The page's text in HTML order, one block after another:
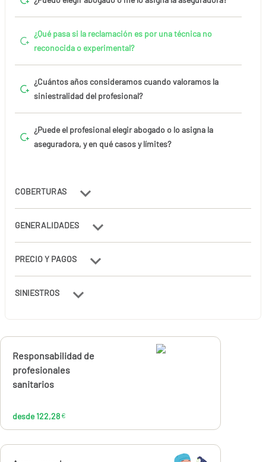
¿Qué pasa si la reclamación es por una técnica no
reconocida o experimental?
¿Cuántos años consideramos cuando valoramos la
siniestralidad del profesional?
¿Puede el profesional elegir abogado o lo asigna la
aseguradora, y en qué casos y límites?
COBERTURAS
GENERALIDADES
PRECIO Y PAGOS
SINIESTROS
Calcúlalo ahora
Responsabilidad de
profesionales
sanitarios
desde 122,28 €